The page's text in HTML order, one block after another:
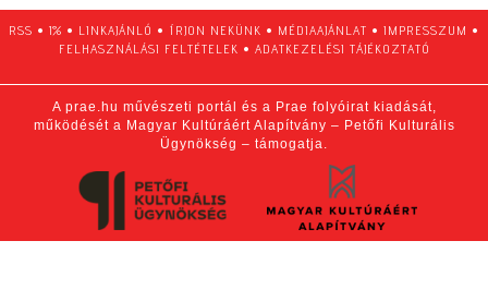
RSS • 1% • LINKAJÁNLÓ • ÍRJON NEKÜNK • MÉDIAAJÁNLAT • IMPRESSZUM •
FELHASZNÁLÁSI FELTÉTELEK • ADATKEZELÉSI TÁJÉKOZTATÓ
A prae.hu művészeti portál és a Prae folyóirat kiadását,
működését a Magyar Kultúráért Alapítvány – Petőfi Kulturális
Ügynökség – támogatja.